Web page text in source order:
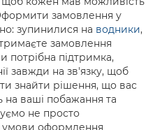
замовлення у
зупинилися на водники,
замовлення
потрібна підтримка,
завжди на зв'язку, щоб
знайти рішення, що вас
на ваші побажання та
не просто
умови оформлення